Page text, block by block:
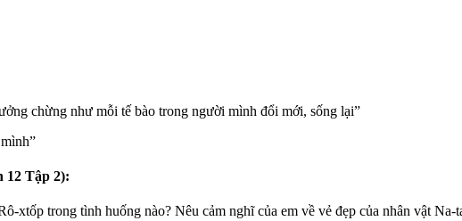
chừng như mỗi tế bào trong người mình đổi mới, sống lại”
12 Tập 2):
xtốp trong tình huống nào? Nêu cảm nghĩ của em về vẻ đẹp của nhân vật Na-